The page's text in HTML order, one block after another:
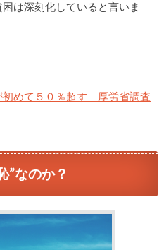
は深刻化していると言いま
初めて５０％超す 厚労省調査
”なのか？